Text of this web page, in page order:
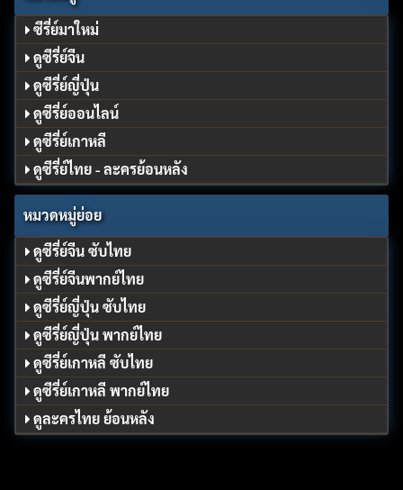
ซีรี่ย์มาใหม่
ดูซีรี่ย์จีน
ดูซีรี่ย์ญี่ปุ่น
ดูซีรี่ย์ออนไลน์
ดูซีรี่ย์เกาหลี
ดูซีรี่ย์ไทย - ละครย้อนหลัง
หมวดหมู่ย่อย
ดูซีรี่ย์จีน ซับไทย
ดูซีรี่ย์จีนพากย์ไทย
ดูซีรี่ย์ญี่ปุ่น ซับไทย
ดูซีรี่ย์ญี่ปุ่น พากย์ไทย
ดูซีรี่ย์เกาหลี ซับไทย
ดูซีรี่ย์เกาหลี พากย์ไทย
ดูละครไทย ย้อนหลัง